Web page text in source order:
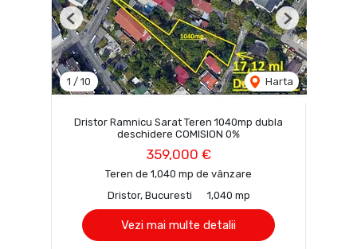
1 / 10 Harta
Previous Next
Dristor Ramnicu Sarat Teren 1040mp dubla
deschidere COMISION 0%
359,000 €
Teren de 1,040 mp de vânzare
Dristor, Bucuresti
1,040 mp
Vezi mai multe detalii